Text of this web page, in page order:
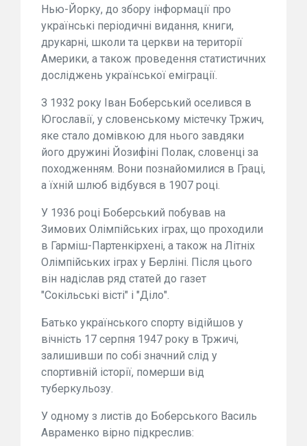
Нью-Йорку, до збору інформації про
українські періодичні видання, книги,
друкарні, школи та церкви на території
Америки, а також проведення статистичних
досліджень української еміграції.
З 1932 року Іван Боберський оселився в
Югославії, у словенському містечку Тржич,
яке стало домівкою для нього завдяки
його дружині Йозифіні Полак, словенці за
походженням. Вони познайомилися в Граці,
а їхній шлюб відбувся в 1907 році.
У 1936 році Боберський побував на
Зимових Олімпійських іграх, що проходили
в Гарміш-Партенкірхені, а також на Літніх
Олімпійських іграх у Берліні. Після цього
він надіслав ряд статей до газет
"Сокільські вісті" і "Діло".
Батько українського спорту відійшов у
вічність 17 серпня 1947 року в Тржичі,
залишивши по собі значний слід у
спортивній історії, померши від
туберкульозу.
У одному з листів до Боберського Василь
Авраменко вірно підкреслив: